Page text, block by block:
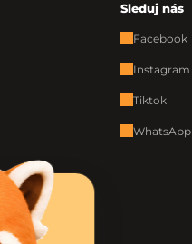
Sleduj nás
Facebook
Instagram
Tiktok
WhatsApp